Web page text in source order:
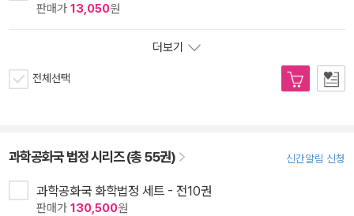
판매가 13,050원
더보기
전체선택
과학공화국 법정 시리즈 (총 55권) 신간알림 신청
과학공화국 화학법정 세트 - 전10권
판매가 130,500원